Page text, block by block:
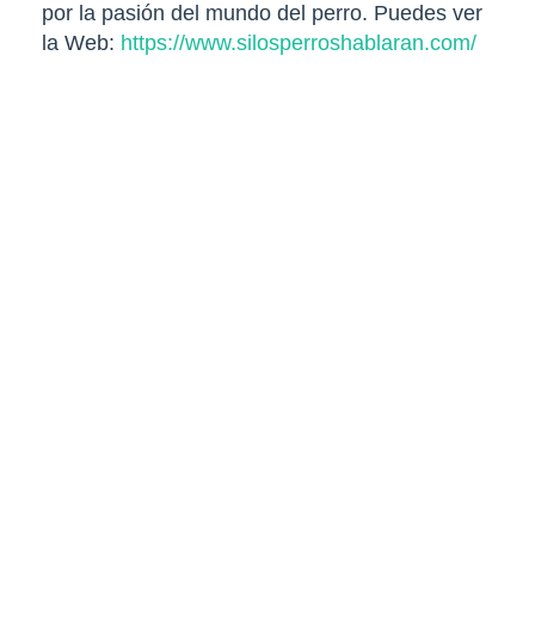
por la pasión del mundo del perro. Puedes ver
la Web: https://www.silosperroshablaran.com/